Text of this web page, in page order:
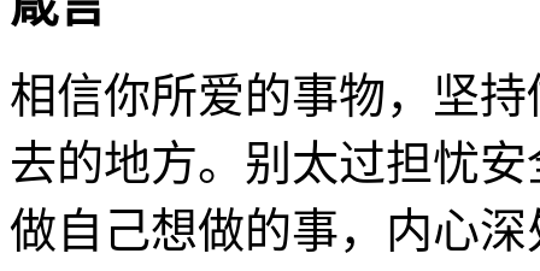
相信你所爱的事物，坚
去的地方。别太过担忧
做自己想做的事，内心